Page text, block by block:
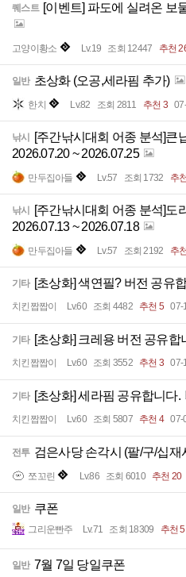
퀘스트 [이벤트] 파도에 실려온 보
고양이황소 Lv.19 조회 12447 추천
일반 초상화 (오공,세라핌 추가)
한치 Lv.82 조회 2811 추천 3
낚시
[주간낚시대회 어종 분석]큰
2026.07.20 ~ 2026.07.25
만두집아들 Lv.57 조회 1732 추
낚시
[주간낚시대회 어종 분석]도
2026.07.13 ~ 2026.07.18
만두집아들 Lv.57 조회 2192 추
기타 [초상화] 색연필? 버전 공유
치킨짭짭이 Lv.60 조회 4482 추천 5 07-
기타 [초상화] 크레용 버전 공유합
치킨짭짭이 Lv.60 조회 3552 추천 3 07-
기타 [초상화] 세라핌 공유합니다.
치킨짭짭이 Lv.60 조회 5807 추천 4 07-
전투 검은사당 손각시 (팔/구/십재
쪼꼬린 Lv.86 조회 6010 추천 20
일반 쿠폰
그리운빤주 Lv.71 조회 18309 추천 5
일반 7월 7일 당일쿠폰